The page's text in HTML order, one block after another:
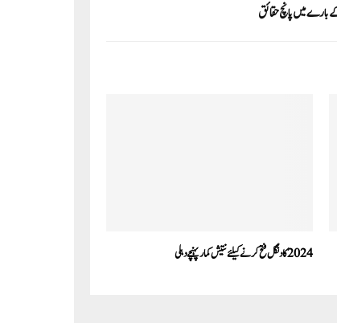
بارے میں پانچ حقائق
2024کا دنگل فتح کرنے کیلئے نتیش کمار پہنچے دہلی